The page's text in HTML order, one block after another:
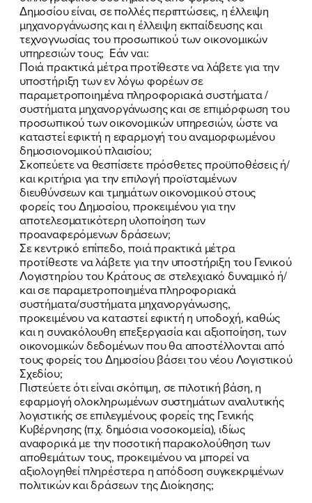
Δημοσίου είναι, σε πολλές περιπτώσεις, η έλλειψη
μηχανοργάνωσης και η έλλειψη εκπαίδευσης και
τεχνογνωσίας του προσωπικού των οικονομικών
υπηρεσιών τους; Εάν ναι:
Ποιά πρακτικά μέτρα προτίθεστε να λάβετε για την
υποστήριξη των εν λόγω φορέων σε
παραμετροποιημένα πληροφοριακά συστήματα /
συστήματα μηχανοργάνωσης και σε επιμόρφωση του
προσωπικού των οικονομικών υπηρεσιών, ώστε να
καταστεί εφικτή η εφαρμογή του αναμορφωμένου
δημοσιονομικού πλαισίου;
Σκοπεύετε να θεσπίσετε πρόσθετες προϋποθέσεις ή/
και κριτήρια για την επιλογή προϊσταμένων
διευθύνσεων και τμημάτων οικονομικού στους
φορείς του Δημοσίου, προκειμένου για την
αποτελεσματικότερη υλοποίηση των
προαναφερόμενων δράσεων;
Σε κεντρικό επίπεδο, ποιά πρακτικά μέτρα
προτίθεστε να λάβετε για την υποστήριξη του Γενικού
Λογιστηρίου του Κράτους σε στελεχιακό δυναμικό ή/
και σε παραμετροποιημένα πληροφοριακά
συστήματα/συστήματα μηχανοργάνωσης,
προκειμένου να καταστεί εφικτή η υποδοχή, καθώς
και η συνακόλουθη επεξεργασία και αξιοποίηση, των
οικονομικών δεδομένων που θα αποστέλλονται από
τους φορείς του Δημοσίου βάσει του νέου Λογιστικού
Σχεδίου;
Πιστεύετε ότι είναι σκόπιμη, σε πιλοτική βάση, η
εφαρμογή ολοκληρωμένων συστημάτων αναλυτικής
λογιστικής σε επιλεγμένους φορείς της Γενικής
Κυβέρνησης (π.χ. δημόσια νοσοκομεία), ιδίως
αναφορικά με την ποσοτική παρακολούθηση των
αποθεμάτων τους, προκειμένου να μπορεί να
αξιολογηθεί πληρέστερα η απόδοση συγκεκριμένων
πολιτικών και δράσεων της Διοίκησης;